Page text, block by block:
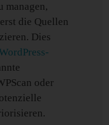
managen,
die Quellen
Dies
oder